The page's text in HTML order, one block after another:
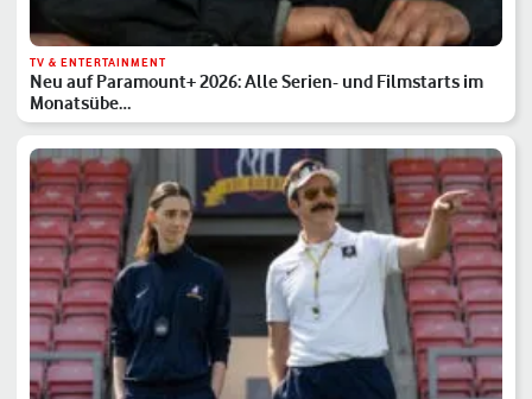
TV & ENTERTAINMENT
Neu auf Paramount+ 2026: Alle Serien- und Filmstarts im
Monatsübe…